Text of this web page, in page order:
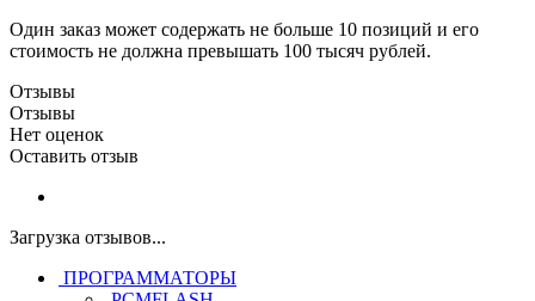
Один заказ может содержать не больше 10 позиций и его
стоимость не должна превышать 100 тысяч рублей.
Отзывы
Отзывы
Нет оценок
Оставить отзыв
Загрузка отзывов...
ПРОГРАММАТОРЫ